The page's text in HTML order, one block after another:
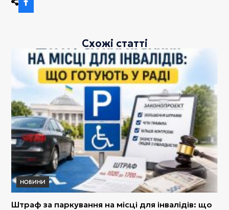
Схожі статті
НОВИНИ
Штраф за паркування на місці для інвалідів: що